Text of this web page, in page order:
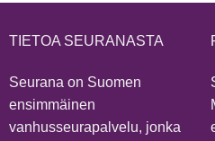
TIETOA SEURANASTA
Seurana on Suomen
ensimmäinen
vanhusseurapalvelu, jonka